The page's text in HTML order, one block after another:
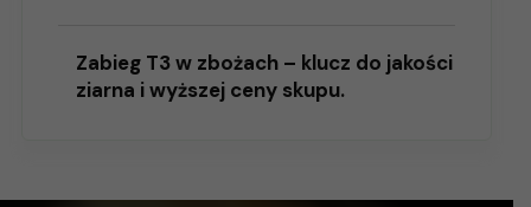
Zabieg T3 w zbożach – klucz do jakości
ziarna i wyższej ceny skupu.